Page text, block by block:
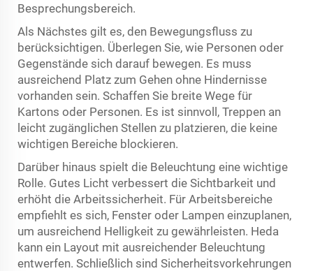
Besprechungsbereich.
Als Nächstes gilt es, den Bewegungsfluss zu
berücksichtigen. Überlegen Sie, wie Personen oder
Gegenstände sich darauf bewegen. Es muss
ausreichend Platz zum Gehen ohne Hindernisse
vorhanden sein. Schaffen Sie breite Wege für
Kartons oder Personen. Es ist sinnvoll, Treppen an
leicht zugänglichen Stellen zu platzieren, die keine
wichtigen Bereiche blockieren.
Darüber hinaus spielt die Beleuchtung eine wichtige
Rolle. Gutes Licht verbessert die Sichtbarkeit und
erhöht die Arbeitssicherheit. Für Arbeitsbereiche
empfiehlt es sich, Fenster oder Lampen einzuplanen,
um ausreichend Helligkeit zu gewährleisten. Heda
kann ein Layout mit ausreichender Beleuchtung
entwerfen. Schließlich sind Sicherheitsvorkehrungen